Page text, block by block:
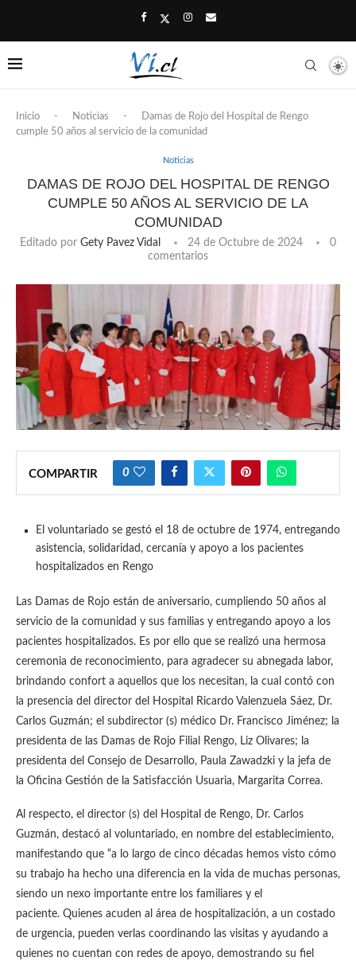
Inicio - Noticias -
Damas de Rojo del Hospital de Rengo
cumple 50 años al servicio de la comunidad
Noticias
DAMAS DE ROJO DEL HOSPITAL DE RENGO
CUMPLE 50 AÑOS AL SERVICIO DE LA
COMUNIDAD
Editado por Gety Pavez Vidal 24 de Octubre de 2024
0
comentarios
COMPARTIR 0
El voluntariado se gestó el 18 de octubre de 1974, entregando
asistencia, solidaridad, cercanía y apoyo a los pacientes
hospitalizados en Rengo
Las Damas de Rojo están de aniversario, cumpliendo 50 años al
servicio de la comunidad y sus familias y entregando apoyo a los
pacientes hospitalizados. Es por ello que se realizó una hermosa
ceremonia de reconocimiento, para agradecer su abnegada labor,
brindando confort a aquellos que los necesitan, la cual contó con
la presencia del director del Hospital Ricardo Valenzuela Sáez, Dr.
Carlos Guzmán; el subdirector (s) médico Dr. Francisco Jiménez; la
presidenta de las Damas de Rojo Filial Rengo, Liz Olivares; la
presidenta del Consejo de Desarrollo, Paula Zawadzki y la jefa de
la Oficina Gestión de la Satisfacción Usuaria, Margarita Correa.
Al respecto, el director (s) del Hospital de Rengo, Dr. Carlos
Guzmán, destacó al voluntariado, en nombre del establecimiento,
manifestando que “a lo largo de cinco décadas hemos visto cómo
su trabajo ha hecho una diferencia en la vida de muchas personas,
siendo un nexo importante entre los familiares y el
paciente. Quienes acuden al área de hospitalización, a un costado
de urgencia, pueden verlas coordinando las visitas y ayudando a
quienes no cuentan con redes de apoyo, demostrando su fiel